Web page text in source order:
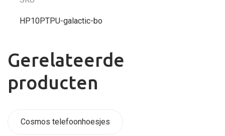
HP10PTPU-galactic-bo
Gerelateerde
producten
Cosmos telefoonhoesjes